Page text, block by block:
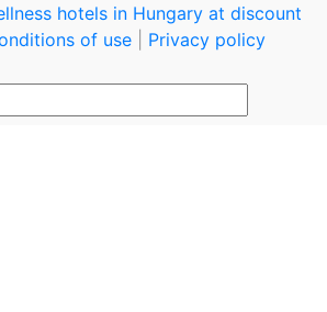
hotels in Hungary at discount
of use Privacy policy